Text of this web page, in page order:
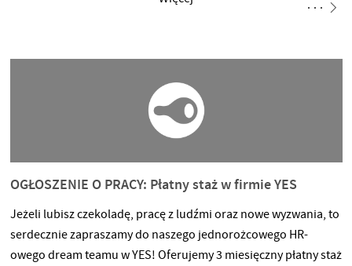
OGŁOSZENIE O PRACY: Płatny staż w firmie YES
Jeżeli lubisz czekoladę, pracę z ludźmi oraz nowe wyzwania, to
serdecznie zapraszamy do naszego jednorożcowego HR-
owego dream teamu w YES! Oferujemy 3 miesięczny płatny staż